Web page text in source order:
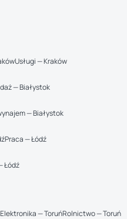
Usługi — Kraków
— Białystok
— Białystok
Praca — Łódź
Łódź
Elektronika — ToruńRolnictwo — Toruń